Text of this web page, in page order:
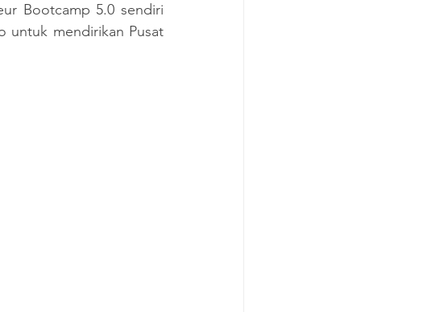
Bootcamp 5.0 sendiri
untuk mendirikan Pusat